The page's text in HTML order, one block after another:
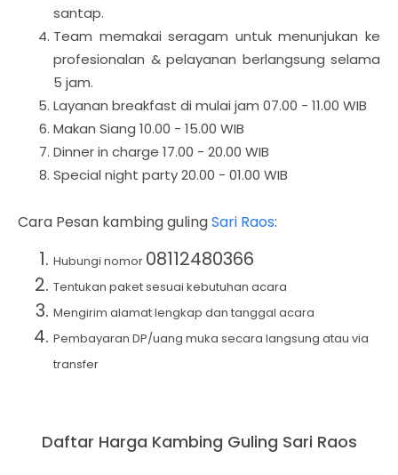
santap.
Team memakai seragam untuk menunjukan ke
profesionalan & pelayanan berlangsung selama
5 jam.
Layanan breakfast di mulai jam 07.00 - 11.00 WIB
Makan Siang 10.00 - 15.00 WIB
Dinner in charge 17.00 - 20.00 WIB
Special night party 20.00 - 01.00 WIB
Cara Pesan kambing gulingSari Raos:
Hubungi nomor 08112480366
Tentukan paket sesuai kebutuhan acara
Mengirim alamat lengkap dan tanggal acara
Pembayaran DP/uang muka secara langsung atau via
transfer
Daftar Harga Kambing Guling Sari Raos